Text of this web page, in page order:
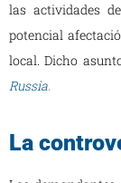
las actividades
potencial
local. Dicho
Russia.
La